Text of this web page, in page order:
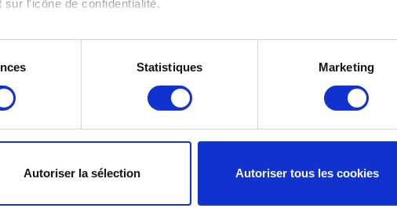
l'icône de confidentialité.
:
géographique qui peuvent être précises à plusieurs mètres près
consentement à tout moment à partir de la déclaration sur les cookies.
le site. D'autres sont optionnels et nous fournissent des informations
Statistiques Marketing
Autoriser la sélection Autoriser tous les cookies
concernant vos données personnelles